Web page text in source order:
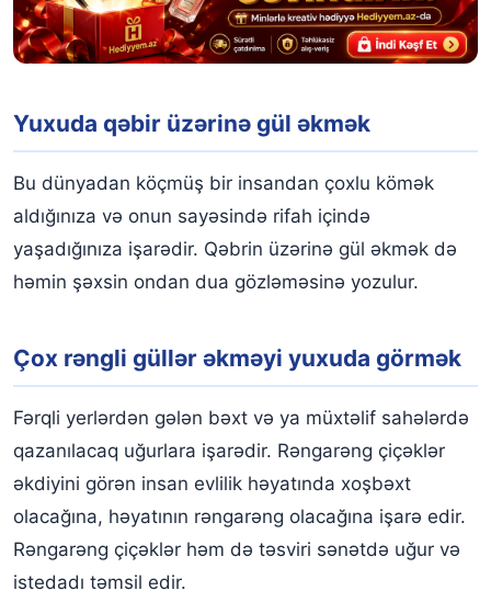
Yuxuda qəbir üzərinə gül əkmək
Bu dünyadan köçmüş bir insandan çoxlu kömək
aldığınıza və onun sayəsində rifah içində
yaşadığınıza işarədir. Qəbrin üzərinə gül əkmək də
həmin şəxsin ondan dua gözləməsinə yozulur.
Çox rəngli güllər əkməyi yuxuda görmək
Fərqli yerlərdən gələn bəxt və ya müxtəlif sahələrdə
qazanılacaq uğurlara işarədir. Rəngarəng çiçəklər
əkdiyini görən insan evlilik həyatında xoşbəxt
olacağına, həyatının rəngarəng olacağına işarə edir.
Rəngarəng çiçəklər həm də təsviri sənətdə uğur və
istedadı təmsil edir.